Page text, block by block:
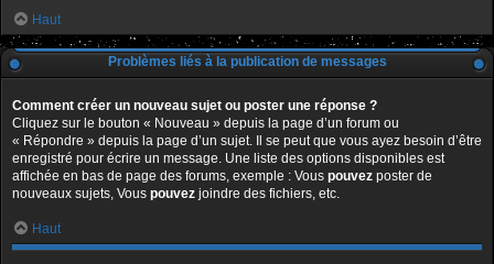
Haut
Problèmes liés à la publication de messages
Comment créer un nouveau sujet ou poster une réponse ?
Cliquez sur le bouton « Nouveau » depuis la page d’un forum ou
« Répondre » depuis la page d’un sujet. Il se peut que vous ayez besoin d’être
enregistré pour écrire un message. Une liste des options disponibles est
affichée en bas de page des forums, exemple : Vous pouvez poster de
nouveaux sujets, Vous pouvez joindre des fichiers, etc.
Haut